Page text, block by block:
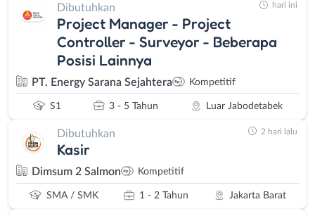
Dibutuhkan
Project Manager - Project
Controller - Surveyor - Beberapa
Posisi Lainnya
PT. Energy Sarana Sejahtera Kompetitif
S1 3 - 5 Tahun Luar Jabodetabek
hari ini
Dibutuhkan
Kasir
Dimsum 2 Salmon Kompetitif
SMA / SMK 1 - 2 Tahun Jakarta Barat
2 hari lalu